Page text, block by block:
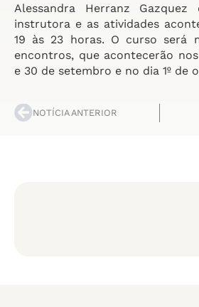
Alessandra Herranz
instrutora e as atividades
19 às 23 horas. O curso será
encontros, que acontecerão
e 30 de setembro e no dia 1º de
NOTÍCIA ANTERIOR